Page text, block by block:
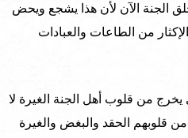
الجنة الآن لأن هذا يشجع ويحض
من الطاعات والعبادات
من قلوب أهل الجنة الغيرة لا
قلوبهم الحقد والبغض والغيرة